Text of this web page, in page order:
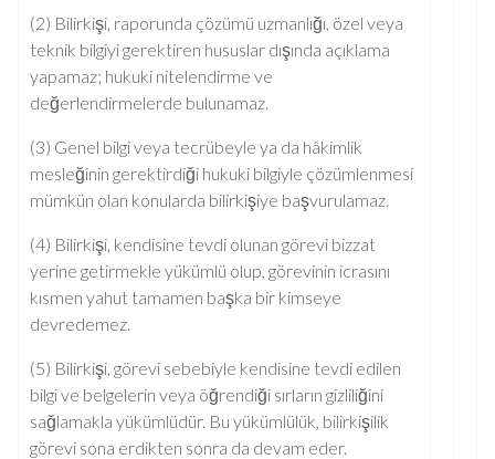
(2) Bilirkişi, raporunda çözümü uzmanlığı, özel veya
teknik bilgiyi gerektiren hususlar dışında açıklama
yapamaz; hukuki nitelendirme ve
değerlendirmelerde bulunamaz.
(3) Genel bilgi veya tecrübeyle ya da hâkimlik
mesleğinin gerektirdiği hukuki bilgiyle çözümlenmesi
mümkün olan konularda bilirkişiye başvurulamaz.
(4) Bilirkişi, kendisine tevdi olunan görevi bizzat
yerine getirmekle yükümlü olup, görevinin icrasını
kısmen yahut tamamen başka bir kimseye
devredemez.
(5) Bilirkişi, görevi sebebiyle kendisine tevdi edilen
bilgi ve belgelerin veya öğrendiği sırların gizliliğini
sağlamakla yükümlüdür. Bu yükümlülük, bilirkişilik
görevi sona erdikten sonra da devam eder.